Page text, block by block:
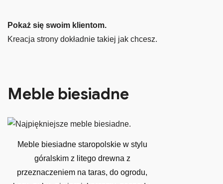
Pokaż się swoim klientom.
Kreacja strony dokładnie takiej jak chcesz.
Meble biesiadne
Meble biesiadne staropolskie w stylu
góralskim z litego drewna z
przeznaczeniem na taras, do ogrodu,